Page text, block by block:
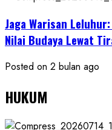
Jaga Warisan
Nilai Budaya Lewat
Posted on 2 bulan ago
HUKUM